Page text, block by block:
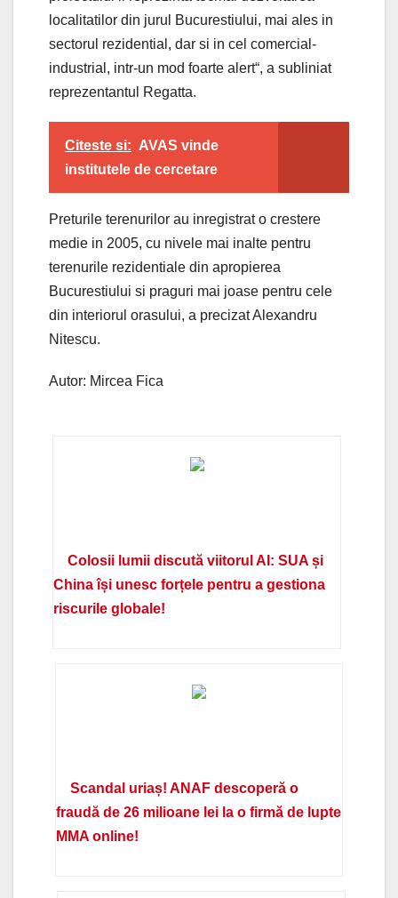
localitatilor din jurul Bucurestiului, mai ales in
sectorul rezidential, dar si in cel comercial-
industrial, intr-un mod foarte alert“, a subliniat
reprezentantul Regatta.
Citeste si: AVAS vinde
institutele de cercetare
Preturile terenurilor au inregistrat o crestere
medie in 2005, cu nivele mai inalte pentru
terenurile rezidentiale din apropierea
Bucurestiului si praguri mai joase pentru cele
din interiorul orasului, a precizat Alexandru
Nitescu.
Autor: Mircea Fica
Colosii lumii discută viitorul AI: SUA și
China își unesc forțele pentru a gestiona
riscurile globale!
Scandal uriaș! ANAF descoperă o
fraudă de 26 milioane lei la o firmă de lupte
MMA online!